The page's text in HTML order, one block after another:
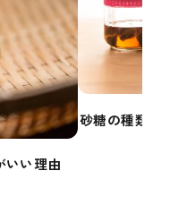
いい理由
砂糖の種類で